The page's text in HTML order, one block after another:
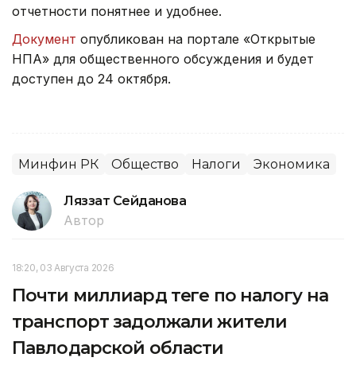
отчетности понятнее и удобнее.
Документ опубликован на портале «Открытые
НПА» для общественного обсуждения и будет
доступен до 24 октября.
Минфин РК Общество Налоги Экономика
Ляззат Сейданова
Автор
18:20, 03 Августа 2026
Почти миллиард теңге по налогу на
транспорт задолжали жители
Павлодарской области